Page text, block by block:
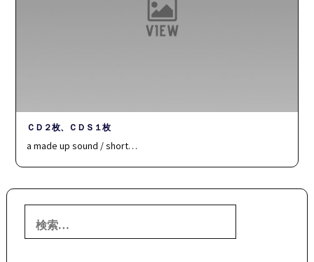
ＣＤ２枚、ＣＤＳ１枚
a made up sound / short…
索: